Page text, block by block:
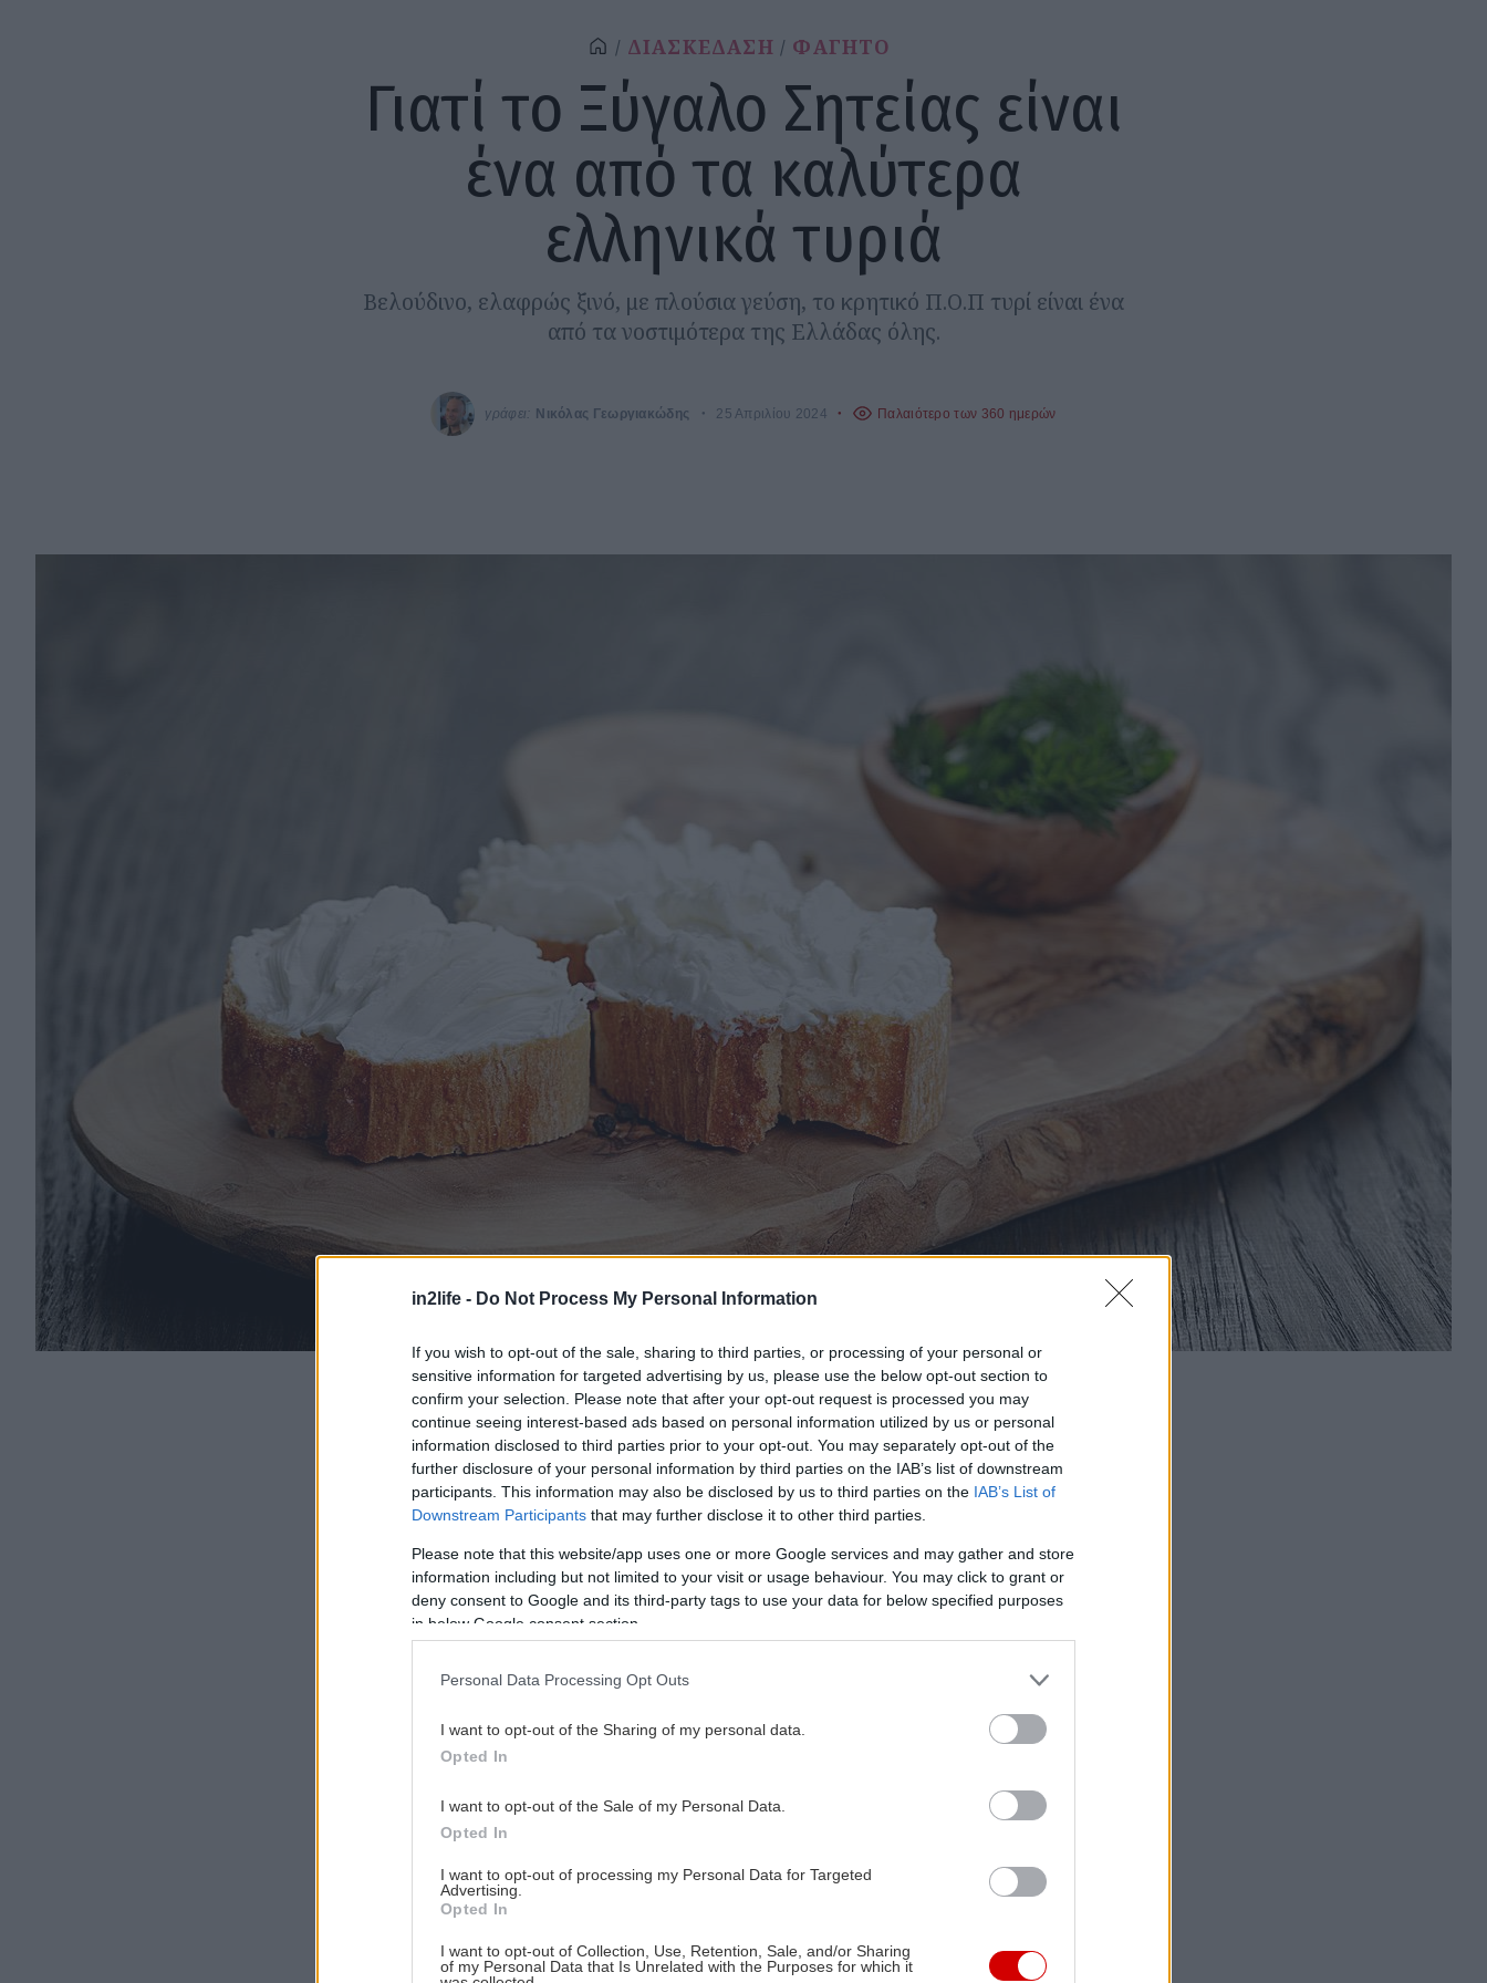
in2life - Do Not Process My Personal Information
If you wish to opt-out of the sale, sharing to third parties, or processing of your personal or
sensitive information for targeted advertising by us, please use the below opt-out section to
confirm your selection. Please note that after your opt-out request is processed you may
continue seeing interest-based ads based on personal information utilized by us or personal
information disclosed to third parties prior to your opt-out. You may separately opt-out of the
further disclosure of your personal information by third parties on the IAB’s list of downstream
participants. This information may also be disclosed by us to third parties on the IAB’s List of
Downstream Participants that may further disclose it to other third parties.
Please note that this website/app uses one or more Google services and may gather and store
information including but not limited to your visit or usage behaviour. You may click to grant or
deny consent to Google and its third-party tags to use your data for below specified purposes
in below Google consent section.
Personal Data Processing Opt Outs
I want to opt-out of the Sharing of my personal data.
Opted In
I want to opt-out of the Sale of my Personal Data.
Opted In
I want to opt-out of processing my Personal Data for Targeted
Advertising.
Opted In
I want to opt-out of Collection, Use, Retention, Sale, and/or Sharing
of my Personal Data that Is Unrelated with the Purposes for which it
ΔΙΑΣΚΕΔΑΣΗ ΦΑΓΗΤΟ
Γιατί το Ξύγαλο Σητείας είναι
ένα από τα καλύτερα
ελληνικά τυριά
Βελούδινο, ελαφρώς ξινό, με πλούσια γεύση, το κρητικό Π.Ο.Π τυρί είναι ένα
από τα νοστιμότερα της Ελλάδας όλης.
γράφει: Νικόλας Γεωργιακώδης 25 Απριλίου 2024 Παλαιότερο των 360 ημερών